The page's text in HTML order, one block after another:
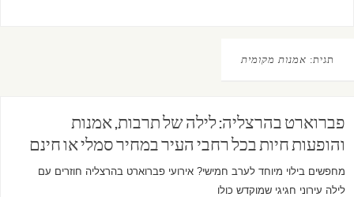
תגית: אמנות מקומית
פברוארט בהרצליה: לילה של תרבות, אמנות
והופעות חיות בכל רחבי העיר במחיר סמלי או חינם
מחפשים בילוי מיוחד לערב חמישי? אירועי פברוארט בהרצליה חוזרים עם
לילה עירוני חגיגי שמוקדש כולו